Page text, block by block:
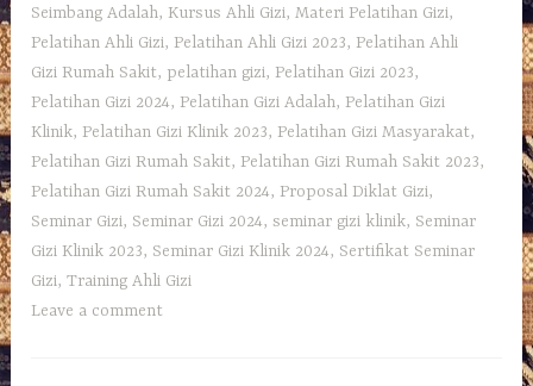
Seimbang Adalah, Kursus Ahli Gizi,Materi Pelatihan Gizi,
Pelatihan Ahli Gizi, Pelatihan Ahli Gizi 2023, Pelatihan Ahli
Gizi Rumah Sakit, pelatihan gizi, Pelatihan Gizi 2023,
Pelatihan Gizi 2024, Pelatihan Gizi Adalah, Pelatihan Gizi
Klinik, Pelatihan Gizi Klinik 2023, Pelatihan Gizi Masyarakat,
Pelatihan Gizi Rumah Sakit, Pelatihan Gizi Rumah Sakit 2023,
Pelatihan Gizi Rumah Sakit 2024, Proposal Diklat Gizi,
Seminar Gizi, Seminar Gizi 2024,seminar gizi klinik, Seminar
Gizi Klinik 2023, Seminar Gizi Klinik 2024, Sertifikat Seminar
Gizi,Training Ahli Gizi
Leave a comment